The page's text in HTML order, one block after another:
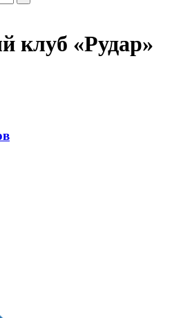
клуб «Рудар»